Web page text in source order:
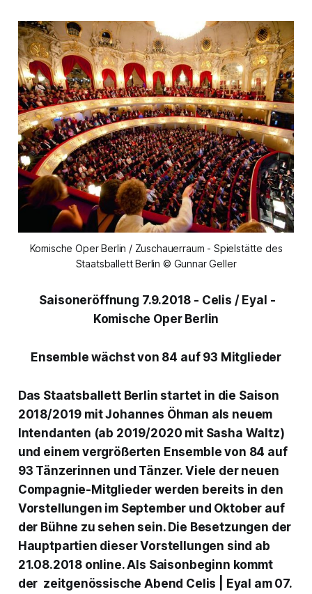
Komische Oper Berlin / Zuschauerraum - Spielstätte des
Staatsballett Berlin © Gunnar Geller
Saisoneröffnung 7.9.2018 - Celis / Eyal -
Komische Oper Berlin
Ensemble wächst von 84 auf 93 Mitglieder
Das Staatsballett Berlin startet in die Saison
2018/2019 mit Johannes Öhman als neuem
Intendanten (ab 2019/2020 mit Sasha Waltz)
und einem vergrößerten Ensemble von 84 auf
93 Tänzerinnen und Tänzer. Viele der neuen
Compagnie-Mitglieder werden bereits in den
Vorstellungen im September und Oktober auf
der Bühne zu sehen sein. Die Besetzungen der
Hauptpartien dieser Vorstellungen sind ab
21.08.2018 online. Als Saisonbeginn kommt
der zeitgenössische Abend Celis | Eyal am 07.